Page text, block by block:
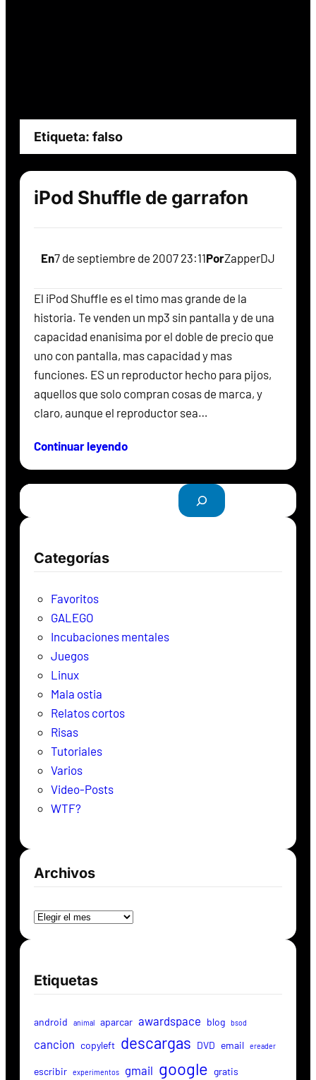
Etiqueta: falso
iPod Shuffle de garrafon
En7 de septiembre de 2007 23:11PorZapperDJ
El iPod Shuffle es el timo mas grande de la
historia. Te venden un mp3 sin pantalla y de una
capacidad enanisima por el doble de precio que
uno con pantalla, mas capacidad y mas
funciones. ES un reproductor hecho para pijos,
aquellos que solo compran cosas de marca, y
claro, aunque el reproductor sea…
Continuar leyendo
B
u
s
Categorías
Favoritos
GALEGO
Incubaciones mentales
Juegos
Linux
Mala ostia
Relatos cortos
Risas
Tutoriales
Varios
Video-Posts
WTF?
Archivos
Etiquetas
android animal aparcar awardspace blog bsod
cancion copyleft descargas DVD email ereader
escribir experimentos gmail google gratis